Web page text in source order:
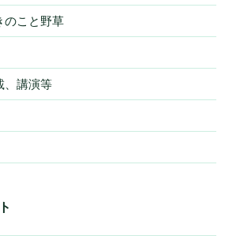
のこと野草
、講演等